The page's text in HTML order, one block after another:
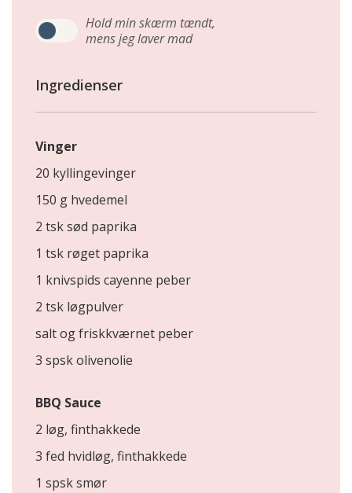
Hold min skærm tændt,
mens jeg laver mad
Ingredienser
Vinger
20 kyllingevinger
150 g hvedemel
2 tsk sød paprika
1 tsk røget paprika
1 knivspids cayenne peber
2 tsk løgpulver
salt og friskkværnet peber
3 spsk olivenolie
BBQ Sauce
2 løg, finthakkede
3 fed hvidløg, finthakkede
1 spsk smør